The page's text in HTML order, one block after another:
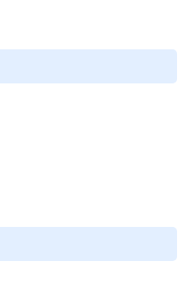
4〜5人のチーム、クリエー
となります）